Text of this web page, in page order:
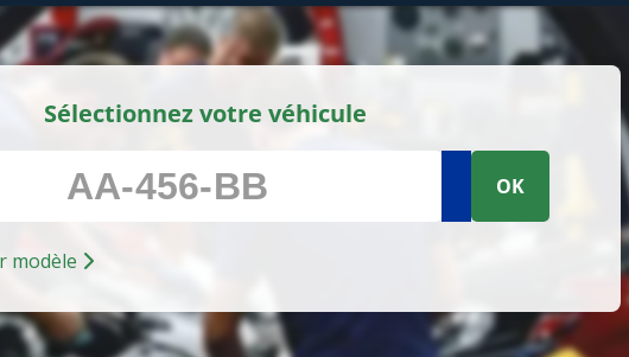
Sélectionnez votre véhicule
OK
Rechercher par modèle